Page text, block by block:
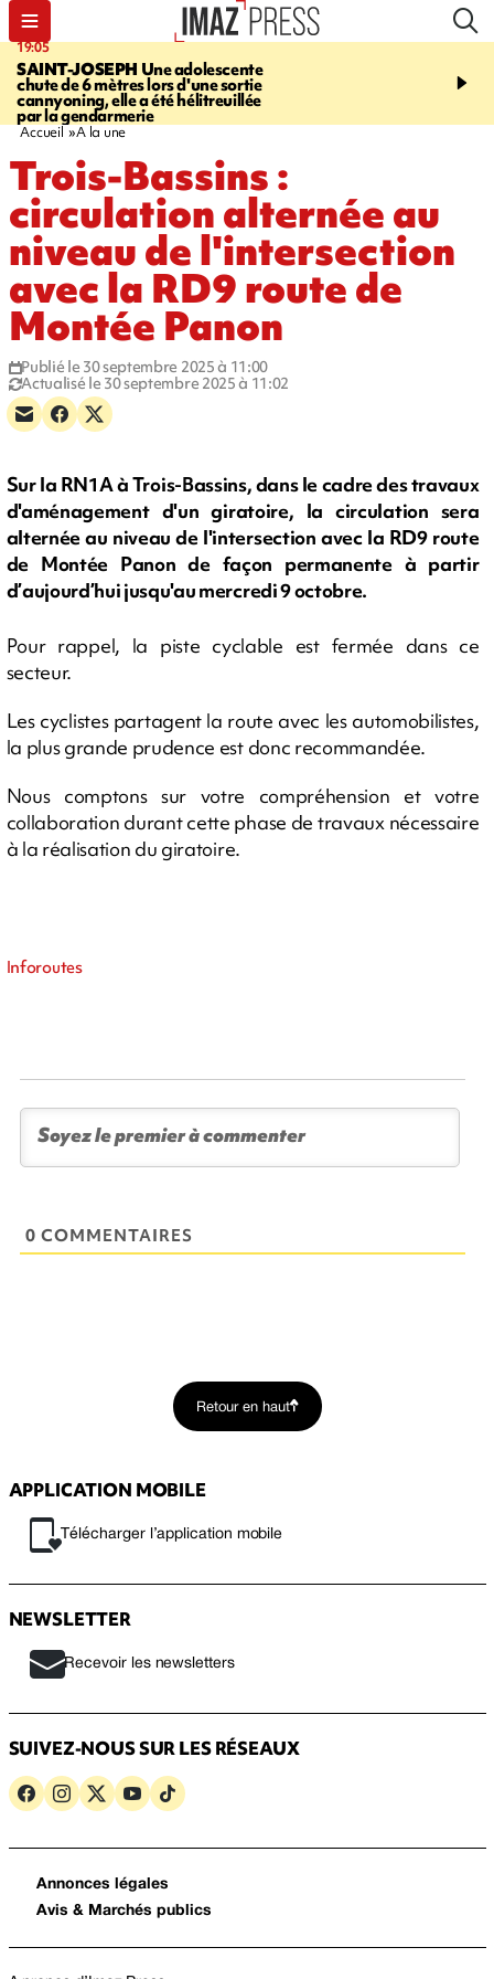
19:05
SAINT-JOSEPH Une adolescente
chute de 6 mètres lors d'une sortie
cannyoning, elle a été hélitreuillée
par la gendarmerie
20:44
rouée de coups,
Accueil A la une
Trois-Bassins :
circulation alternée au
niveau de l'intersection
avec la RD9 route de
Montée Panon
Publié le 30 septembre 2025 à 11:00
Actualisé le 30 septembre 2025 à 11:02
Sur la RN1A à Trois-Bassins, dans le cadre des travaux
d'aménagement d'un giratoire, la circulation sera
alternée au niveau de l'intersection avec la RD9 route
de Montée Panon de façon permanente à partir
d’aujourd’hui jusqu'au mercredi 9 octobre.
Pour rappel, la piste cyclable est fermée dans ce
secteur.
Les cyclistes partagent la route avec les automobilistes,
la plus grande prudence est donc recommandée.
Nous comptons sur votre compréhension et votre
collaboration durant cette phase de travaux nécessaire
à la réalisation du giratoire.
Inforoutes
0 COMMENTAIRES
Retour en haut
APPLICATION MOBILE
Télécharger l’application mobile
NEWSLETTER
Recevoir les newsletters
SUIVEZ-NOUS SUR LES RÉSEAUX
Annonces légales
Avis & Marchés publics